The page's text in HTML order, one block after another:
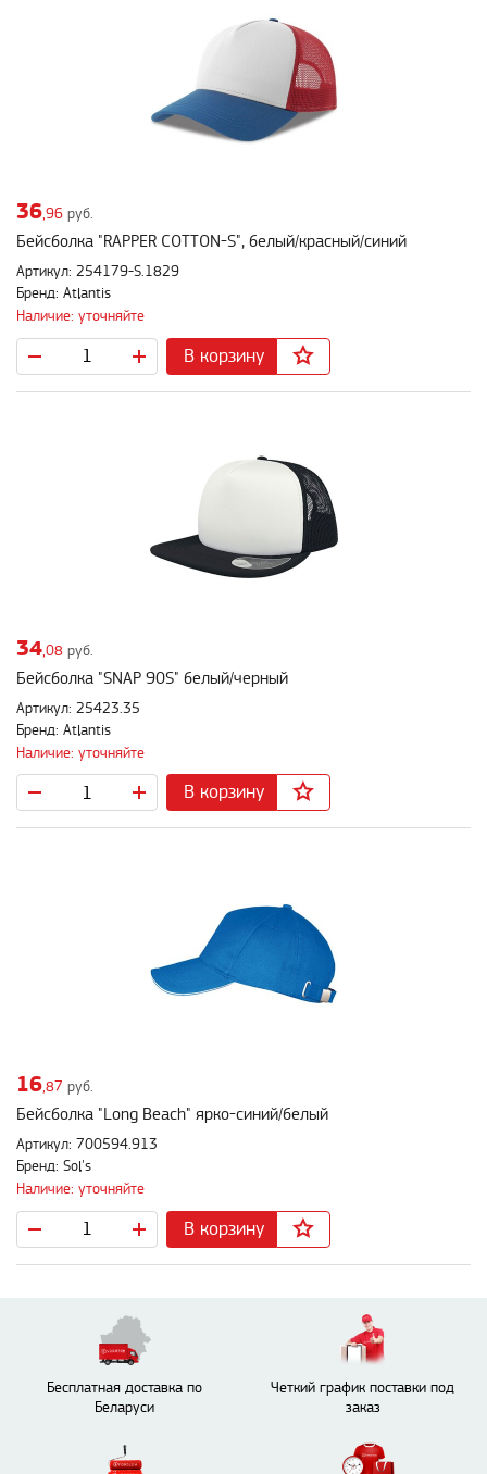
36,96 руб.
Бейсболка "RAPPER COTTON-S", белый/красный/синий
Артикул: 254179-S.1829
Бренд: Atlantis
Наличие: уточняйте
В корзину
34 ,08 руб.
Бейсболка "SNAP 90S" белый/черный
Артикул: 25423.35
Бренд: Atlantis
Наличие: уточняйте
В корзину
16,87 руб.
Бейсболка "Long Beach" ярко-синий/белый
Артикул: 700594.913
Бренд: Sol's
Наличие: уточняйте
В корзину
Бесплатная доставка по
Беларуси
Четкий график поставки под
заказ